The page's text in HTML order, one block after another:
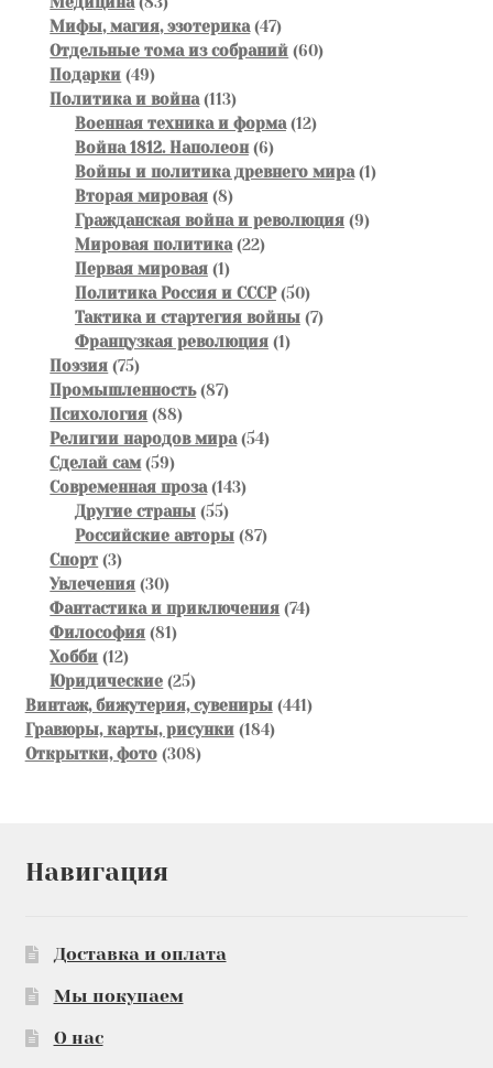
товара
Мифы, магия, эзотерика 4747
товаров
Отдельные тома из собраний 6060
Подарки 4949
товаров
Политика и война 113113
товаров
Военная техника и форма 1212
Война 1812. Наполеон 66
товаров
Войны и политика древнего мира 11
Вторая мировая 88
товаров
Гражданская война и революция 99
Мировая политика 2222
Первая мировая 11
товар
Политика Россия и СССР 5050
товаров
Тактика и стартегия войны 77
Французкая революция 11
Поэзия 7575
товаров
Промышленность 8787
Психология 8888
товаров
Религии народов мира 5454
Сделай сам 5959
товаров
Современная проза 143143
Другие страны 5555
товаров
Российские авторы 8787
Спорт 33
товара
Увлечения 3030
товаров
Фантастика и приключения 7474
Философия 8181
Хобби 1212
товаров
Юридические 2525
товаров
Винтаж, бижутерия, сувениры 441441
Гравюры, карты, рисунки 184184
Открытки, фото 308308
Навигация
Доставка и оплата
Мы покупаем
О нас